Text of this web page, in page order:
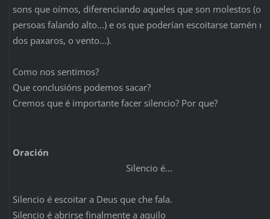
sons que oímos, diferenciando aqueles que son molestos (os
persoas falando alto...) e os que poderían escoitarse tamén
dos paxaros, o vento...).
Como nos sentimos?
Que conclusións podemos sacar?
Cremos que é importante facer silencio? Por que?
Oración
Silencio é...
Silencio é escoitar a Deus que che fala.
Silencio é abrirse finalmente a aquilo